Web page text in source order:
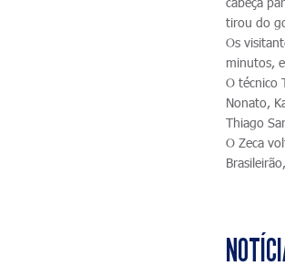
tirou do
Os
minutos,
O técnico
Nonato,
Thiago
O Zeca